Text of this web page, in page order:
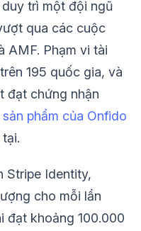
trì một đội ngũ
qua các cuộc
AMF. Phạm vi tài
195 quốc gia, và
đạt chứng nhận
phẩm của Onfido
Stripe Identity,
cho mỗi lần
đạt khoảng 100.000